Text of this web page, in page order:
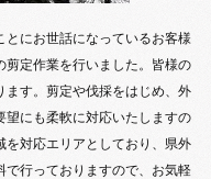
とにお世話になっているお客様
剪定作業を行いました。皆様の
ます。剪定や伐採をはじめ、外
望にも柔軟に対応いたしますの
を対応エリアとしており、県外
で行っておりますので、お気軽